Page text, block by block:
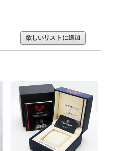
欲しいリストに追加